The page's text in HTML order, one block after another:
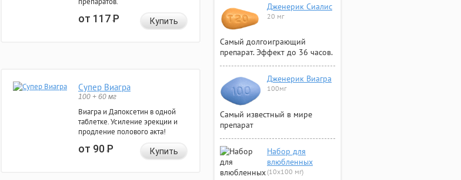
от 117Р Купить
Супер Виагра
100 + 60 мг
Виагра и Дапоксетин в одной
таблетке. Усиление эрекции и
продление полового акта!
от 90Р Купить
Дженерик Сиалис
20 мг
Самый долгоиграющий
препарат. Эффект до 36 часов.
Дженерик Виагра
100мг
Самый известный в мире
препарат
Набор для
влюбленных
(10х100 мг)